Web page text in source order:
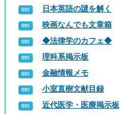
日本英語の謎を解く
映画なんでも文章箱
◆法律学のカフェ◆
理科系掲示板
金融情報メモ
小室直樹文献目録
近代医学・医療掲示板